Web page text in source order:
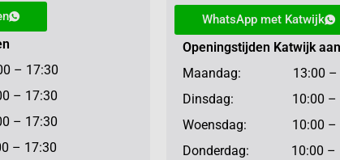
17:30
17:30
17:30
– 17:30
WhatsApp met Katwijk
Openingstijden Katwijk
Maandag: 13:00 –
Dinsdag: 10:00 –
Woensdag: 10:00 –
Donderdag: 10:00 –